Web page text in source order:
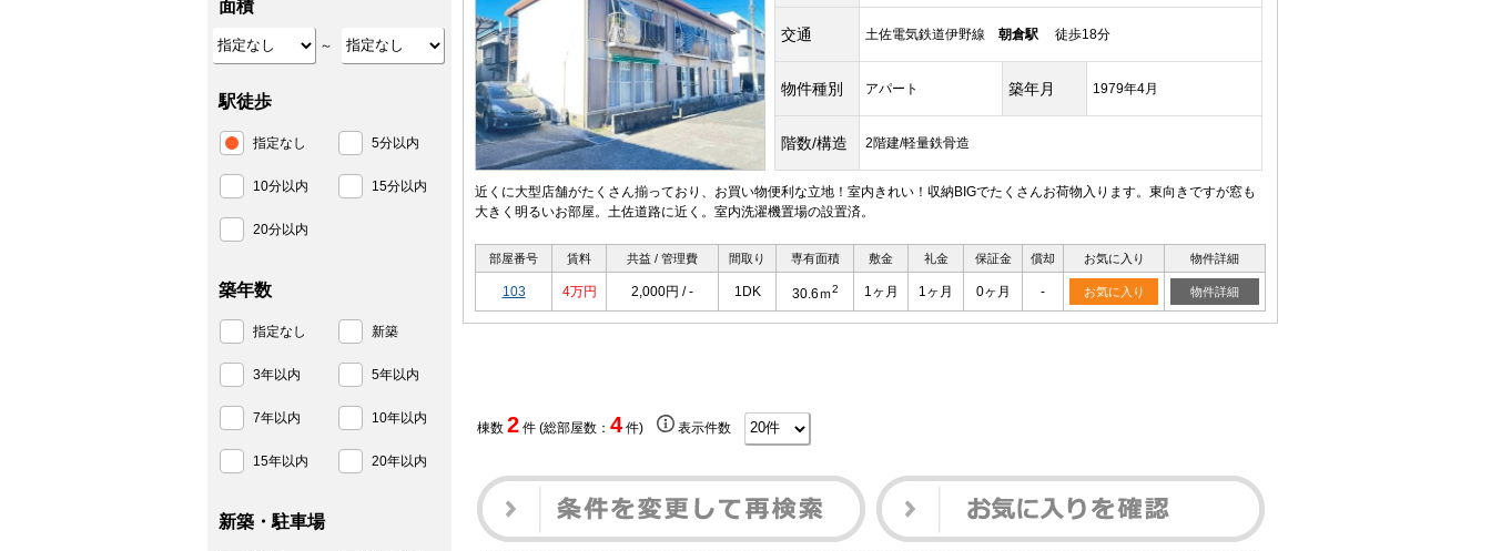
交通 土佐電気鉄道伊野線 朝倉駅 徒歩18分
物件種別 アパート 築年月 1979年4月
階数/構造 2階建/軽量鉄骨造
近くに大型店舗がたくさん揃っており、お買い物便利な立地！室内きれい！収納BIGでたくさんお荷物入ります。東向きですが窓も
大きく明るいお部屋。土佐道路に近く。室内洗濯機置場の設置済。
部屋番号 賃料 共益 / 管理費 間取り 専有面積 敷金 礼金 保証金 償却 お気に入り 物件詳細
103 4万円 2,000円 / - 1DK 30.6ｍ2 1ヶ月 1ヶ月 0ヶ月 - お気に入り 物件詳細
棟数 2件 (総部屋数： 4件) 表示件数
面積
～
駅徒歩
指定なし 5分以内
10分以内 15分以内
20分以内
築年数
指定なし 新築
3年以内 5年以内
7年以内 10年以内
15年以内 20年以内
新築・駐車場